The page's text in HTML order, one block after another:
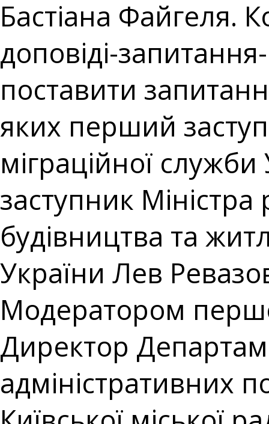
Бастіана Файгеля.
доповіді-
поставити
яких перший
міграційної
заступник
будівництва та
України Лев
Модератором
Директор
адміністративних